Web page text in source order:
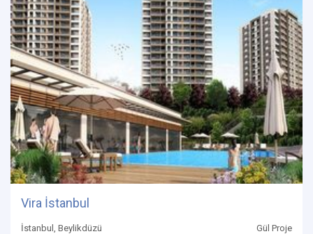
Vira İstanbul
İstanbul, Beylikdüzü Gül Proje